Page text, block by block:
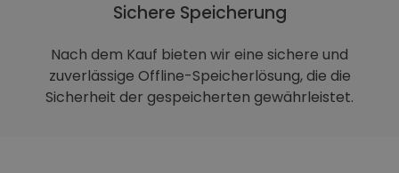
Sichere Speicherung
Nach dem Kauf bieten wir eine sichere und
zuverlässige Offline-Speicherlösung, die die
Sicherheit der gespeicherten gewährleistet.